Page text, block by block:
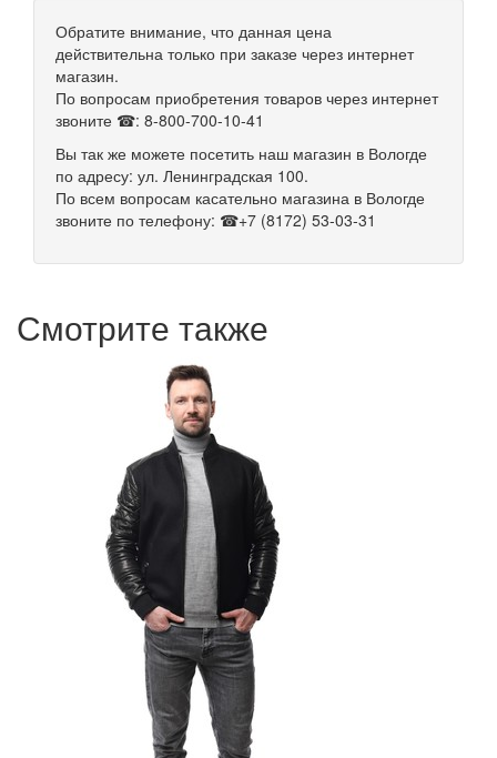
Обратите внимание, что данная цена
действительна только при заказе через интернет
магазин.
По вопросам приобретения товаров через интернет
звоните ☎: 8-800-700-10-41
Вы так же можете посетить наш магазин в Вологде
по адресу: ул. Ленинградская 100.
По всем вопросам касательно магазина в Вологде
звоните по телефону: ☎+7 (8172) 53-03-31
Смотрите также